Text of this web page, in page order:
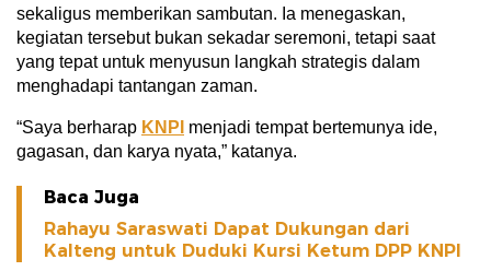
sekaligus memberikan sambutan. Ia menegaskan,
kegiatan tersebut bukan sekadar seremoni, tetapi saat
yang tepat untuk menyusun langkah strategis dalam
menghadapi tantangan zaman.
“Saya berharap KNPI menjadi tempat bertemunya ide,
gagasan, dan karya nyata,” katanya.
Baca Juga
Rahayu Saraswati Dapat Dukungan dari
Kalteng untuk Duduki Kursi Ketum DPP KNPI